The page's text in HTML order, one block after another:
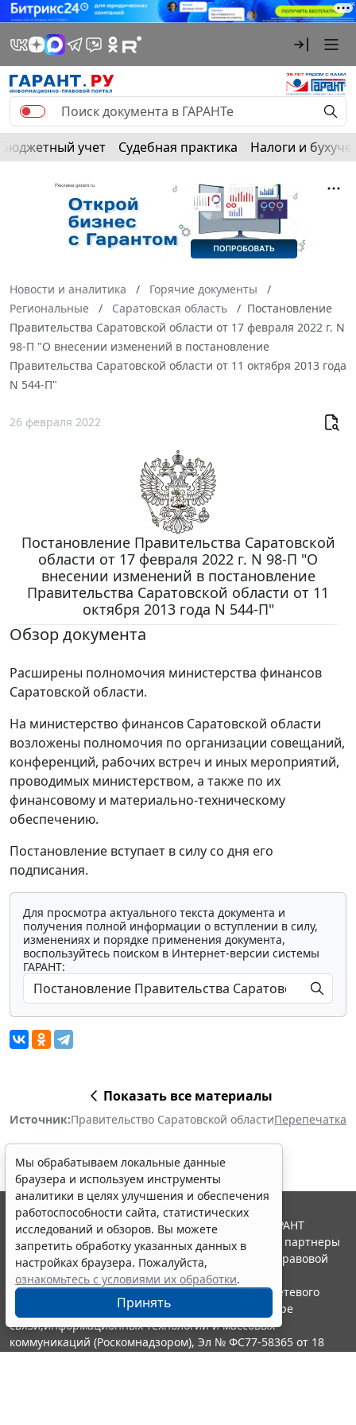
Бюджетный учет Судебная практика Налоги и
Новости и аналитика
Горячие документы
Региональные
Саратовская область
Постановление
Правительства Саратовской области от 17 февраля 2022 г. N
98-П "О внесении изменений в постановление
Правительства Саратовской области от 11 октября 2013 года
N 544-П"
26 февраля 2022
Постановление Правительства Саратовской
области от 17 февраля 2022 г. N 98-П "О
внесении изменений в постановление
Правительства Саратовской области от 11
октября 2013 года N 544-П"
Обзор документа
Расширены полномочия министерства финансов
Саратовской области.
На министерство финансов Саратовской области
возложены полномочия по организации совещаний,
конференций, рабочих встреч и иных мероприятий,
проводимых министерством, а также по их
финансовому и материально-техническому
обеспечению.
Постановление вступает в силу со дня его
подписания.
Для просмотра актуального текста документа и
получения полной информации о вступлении в силу,
изменениях и порядке применения документа,
воспользуйтесь поиском в Интернет-версии системы
ГАРАНТ:
Показать все материалы
Источник:Правительство Саратовской областиПерепечатка
Мы обрабатываем локальные данные
браузера и используем инструменты
аналитики в целях улучшения и обеспечения
работоспособности сайта, статистических
исследований и обзоров. Вы можете
запретить обработку указанных данных в
настройках браузера. Пожалуйста,
ознакомьтесь с условиями их обработки.
Принять
© ООО "НПП "ГАРАНТ-СЕРВИС", 2026. Система ГАРАНТ
выпускается с 1990 года. Компания "Гарант" и ее партнеры
являются участниками Российской ассоциации правовой
информации ГАРАНТ.
Портал ГАРАНТ.РУ зарегистрирован в качестве сетевого
издания Федеральной службой по надзору в сфере
связи,информационных технологий и массовых
коммуникаций (Роскомнадзором), Эл № ФС77-58365 от 18